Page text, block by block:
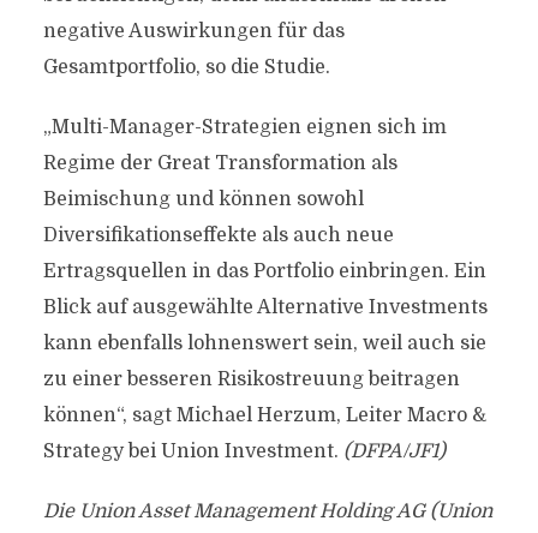
negative Auswirkungen für das
Gesamtportfolio, so die Studie.
„Multi-Manager-Strategien eignen sich im
Regime der Great Transformation als
Beimischung und können sowohl
Diversifikationseffekte als auch neue
Ertragsquellen in das Portfolio einbringen. Ein
Blick auf ausgewählte Alternative Investments
kann ebenfalls lohnenswert sein, weil auch sie
zu einer besseren Risikostreuung beitragen
können“, sagt Michael Herzum, Leiter Macro &
Strategy bei Union Investment. (DFPA/JF1)
Die Union Asset Management Holding AG (Union